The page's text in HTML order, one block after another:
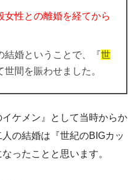
女性との離婚を経てから
結婚ということで、『世
世間を賑わせました。
ケメン』として当時からか
の結婚は『世紀のBIGカッ
ったことと思います。